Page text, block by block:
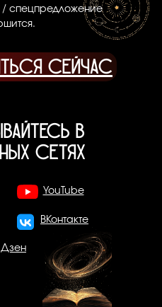
СЕЙЧАС
/ спецпредложение
В
СЕТЯХ
Дзен
ВКонтакте
YouTube